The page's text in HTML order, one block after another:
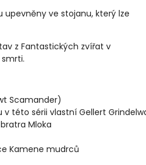
upevněny ve stojanu, který lze
z Fantastických zvířat v
Scamander)
této sérii vlastní Gellert
Mloka
Kamene mudrců